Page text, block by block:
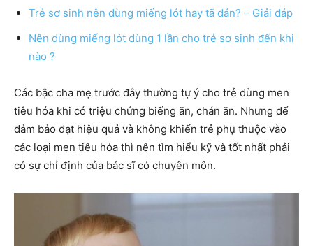
Trẻ sơ sinh nên dùng miếng lót hay tã dán? – Giải đáp
Nên dùng miếng lót dùng 1 lần cho trẻ sơ sinh đến khi
nào ?
Các bậc cha mẹ trước đây thường tự ý cho trẻ dùng men
tiêu hóa khi có triệu chứng biếng ăn, chán ăn. Nhưng để
đảm bảo đạt hiệu quả và không khiến trẻ phụ thuộc vào
các loại men tiêu hóa thì nên tìm hiểu kỹ và tốt nhất phải
có sự chỉ định của bác sĩ có chuyên môn.